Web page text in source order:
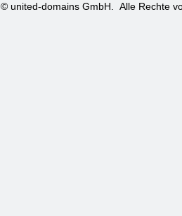
© united-domains GmbH. Alle Rechte